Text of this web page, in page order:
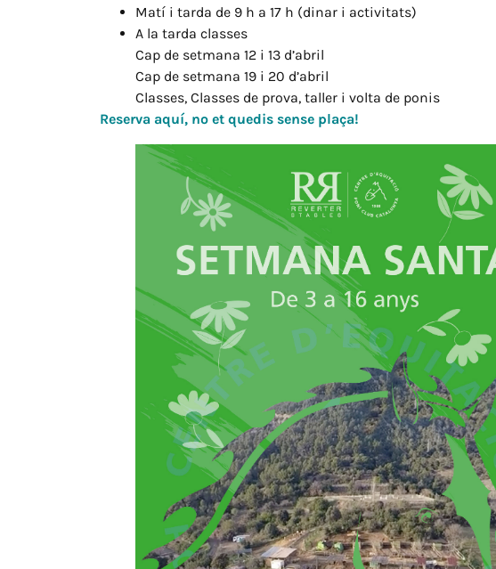
Matí i tarda de 9 h a 17 h (dinar i activitats)
A la tarda classes
Cap de setmana 12 i 13 d’abril
Cap de setmana 19 i 20 d’abril
Classes, Classes de prova, taller i volta de ponis
Reserva aquí, no et quedis sense plaça!